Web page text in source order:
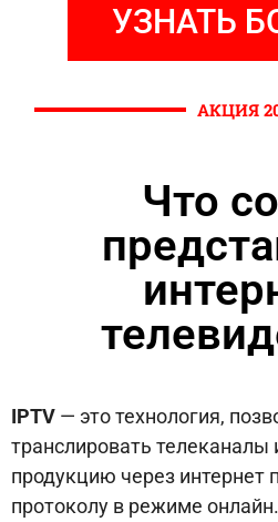
УЗНАТЬ
АКЦИЯ
Что
IPTV — это технология,
транслировать
продукцию через интернет
протоколу в режиме